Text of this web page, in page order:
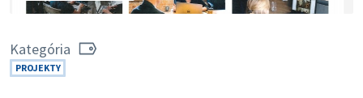
Kategória
PROJEKTY